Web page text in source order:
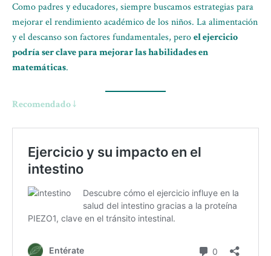
Como padres y educadores, siempre buscamos estrategias para
mejorar el rendimiento académico de los niños. La alimentación
y el descanso son factores fundamentales, peroel ejercicio
podría ser clave para mejorar las habilidades en
matemáticas.
Recomendado ↓